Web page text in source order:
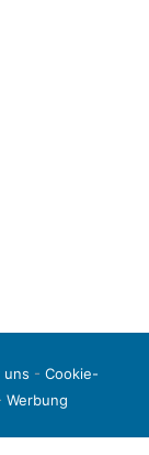
uns - Cookie-
Werbung